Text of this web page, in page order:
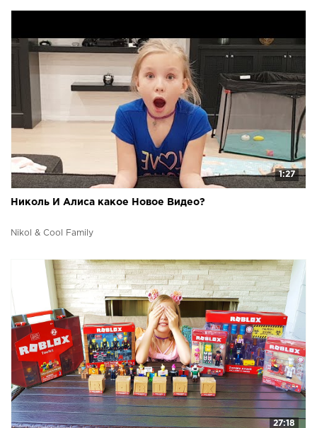
1:27
Николь И Алиса какое Новое Видео?
Nikol & Cool Family
27:18